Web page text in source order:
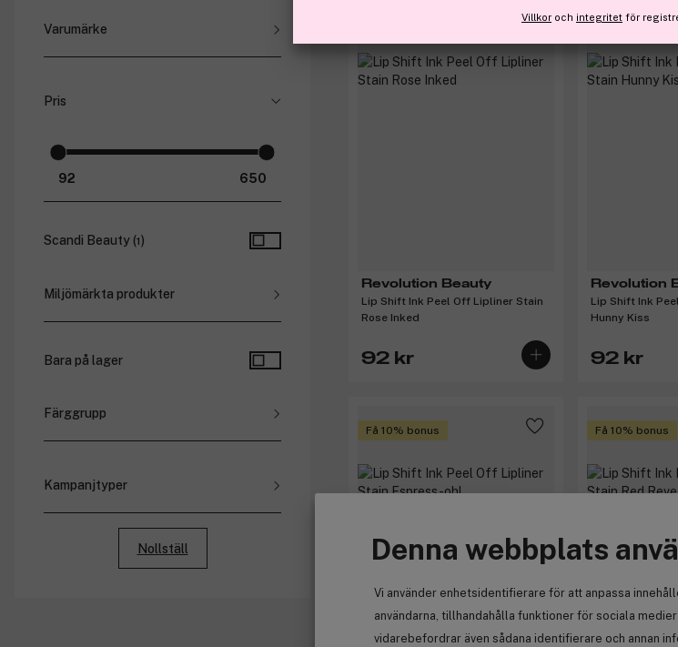
Denna webbplats
Vi använder enhetsidentifierare för att anpassa
användarna, tillhandahålla funktioner för sociala
vidarebefordrar även sådana identifierare och annan
Varumärke
Ere Perez (1)
IDUN Minerals (
Revolution Beauty (
Pris
Scandi Beauty(1)
Miljömärkta produkter
Vegansk (3)
Bara på lager
Färggrupp
Kampanjtyper
Rabatterade priser
Medlemspriser
Nollställ
Revolution Beauty
Lip Shift Ink Peel Off Lipliner Stain
Rose Inked
92 kr
Få 10% bonus
Revolution
Lip Shift Ink
Hunny Kiss
92 kr
Få 10% bonus Få 10% bonus
Villkor och integritet för